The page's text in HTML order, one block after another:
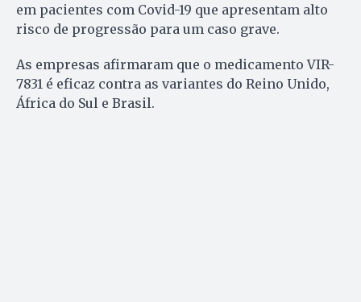
em pacientes com Covid-19 que apresentam alto
risco de progressão para um caso grave.
As empresas afirmaram que o medicamento VIR-
7831 é eficaz contra as variantes do Reino Unido,
África do Sul e Brasil.